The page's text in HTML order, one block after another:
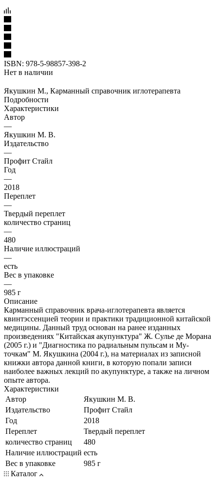
ISBN: 978-5-98857-398-2
Нет в наличии
Якушкин М., Карманный справочник иглотерапевта
Подробности
Характеристики
Автор
—
Якушкин М. В.
Издательство
—
Профит Стайл
Год
—
2018
Переплет
—
Твердый переплет
количество страниц
—
480
Наличие иллюстраций
—
есть
Вес в упаковке
—
985 г
Описание
Карманный справочник врача-иглотерапевта является
квинтэссенцией теории и практики традиционной китайской
медицины. Данный труд основан на ранее изданных
произведениях "Китайская акупунктура" Ж. Сулье де Морана
(2005 г.) и "Диагностика по радиальным пульсам и Му-
точкам" М. Якушкина (2004 г.), на материалах из записной
книжки автора данной книги, в которую попали записи
наиболее важных лекций по акупунктуре, а также на личном
опыте автора.
Характеристики
Автор
Якушкин М. В.
Издательство
Профит Стайл
Год
2018
Переплет
Твердый переплет
количество страниц
480
Наличие иллюстраций есть
Вес в упаковке
985 г
Каталог